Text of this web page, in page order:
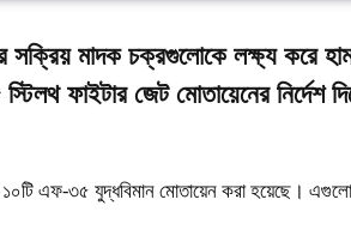
সক্রিয় মাদক চক্রগুলোকে লক্ষ্য করে
ফাইটার জেট মোতায়েনের নির্দেশ
এফ-৩৫ যুদ্ধবিমান মোতায়েন করা হয়েছে।